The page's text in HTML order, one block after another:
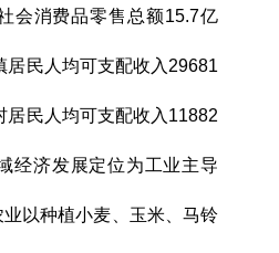
会消费品零售总额15.7亿
居民人均可支配收入29681
居民人均可支配收入11882
经济发展定位为工业主导
以种植小麦、玉米、马铃